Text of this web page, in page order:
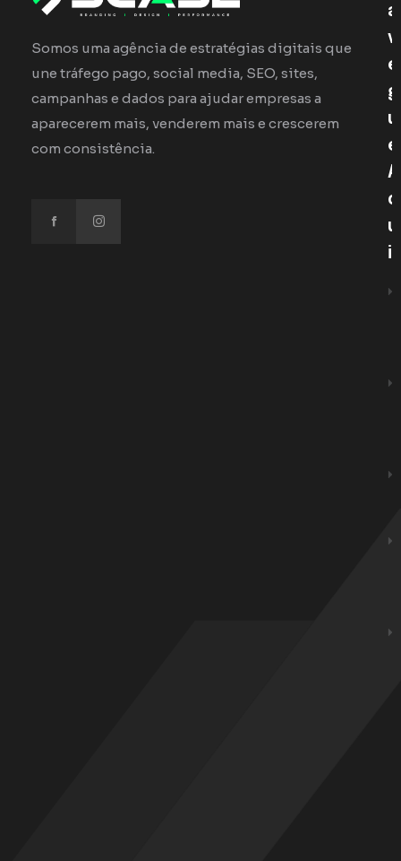
Somos uma agência de estratégias digitais que
une tráfego pago, social media, SEO, sites,
campanhas e dados para ajudar empresas a
aparecerem mais, venderem mais e crescerem
com consistência.
A
V
E
G
U
E
A
Q
U
I